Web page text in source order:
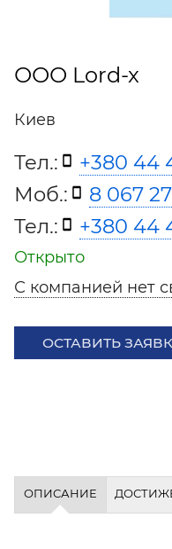
ООО Lord-x
Киев
Тел.:
+380 44
Моб.:
8 067
Тел.:
+380 44
Открыто
С компанией нет
ОСТАВИТЬ
ОПИСАНИЕ